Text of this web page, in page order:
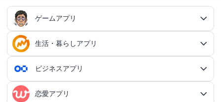
ゲームアプリ
ゲームアプリ総合
RPGアプリ
RPGアプリ総合
アクションゲームアプリ
生活・暮らしアプリ
生活・暮らしアプリ総合
ファイナンスアプリ
ビジネスアプリ
ビジネスアプリ総合
恋愛アプリ